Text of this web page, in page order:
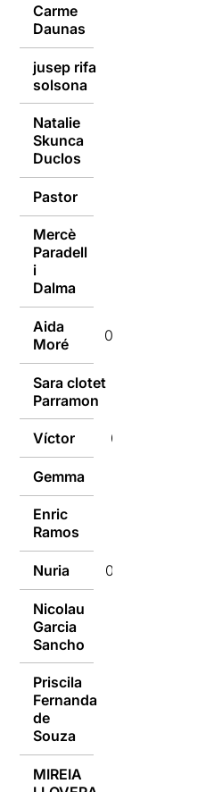
Carme
Daunas
jusep rifa
solsona
Natalie
Skunca
Duclos
Pastor
Mercè
Paradell
i
Dalma
Aida
Moré
05/10/2015
Sara clotet
Parramon
Víctor 05/10/2015
Gemma
Enric
Ramos
Nuria 05/10/2015
Nicolau
Garcia
Sancho
Priscila
Fernanda
de
Souza
MIREIA